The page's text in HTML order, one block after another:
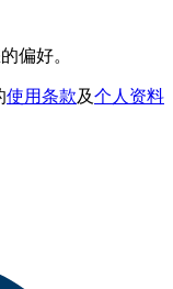
偏好。
使用条款及个人资料